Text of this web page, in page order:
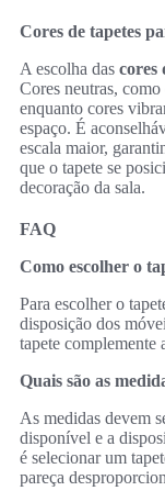
Cores de tapetes
A escolha das cores
Cores neutras, como
enquanto cores
espaço. É
escala maior,
que o tapete se
decoração da sala.
FAQ
Como escolher o
Para escolher o
disposição dos
tapete complemente
Quais são as
As medidas devem
disponível e a
é selecionar um
pareça